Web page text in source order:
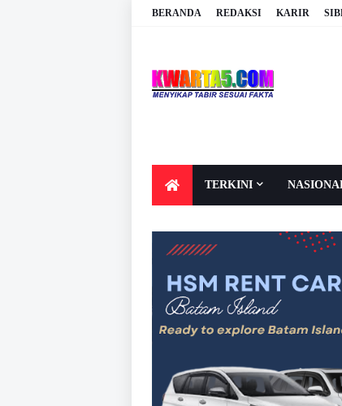
BERANDA REDAKSI KARIR
TERKINI